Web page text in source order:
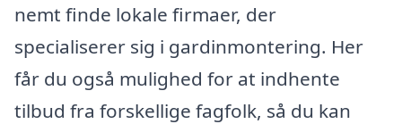
nemt finde lokale firmaer, der
specialiserer sig i gardinmontering. Her
får du også mulighed for at indhente
tilbud fra forskellige fagfolk, så du kan